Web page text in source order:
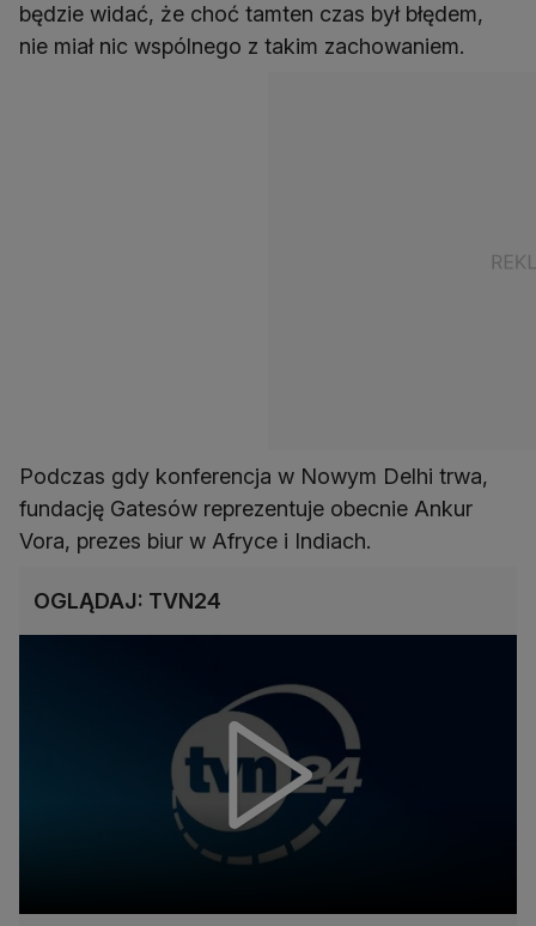
będzie widać, że choć tamten czas był błędem,
nie miał nic wspólnego z takim zachowaniem.
Podczas gdy konferencja w Nowym Delhi trwa,
fundację Gatesów reprezentuje obecnie Ankur
Vora, prezes biur w Afryce i Indiach.
OGLĄDAJ: TVN24